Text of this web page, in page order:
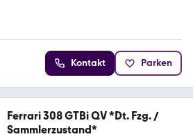
Kontakt Parken
Ferrari 308 GTBi QV *Dt. Fzg. /
Sammlerzustand*